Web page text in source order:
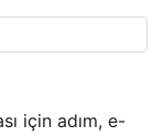
için adım, e-